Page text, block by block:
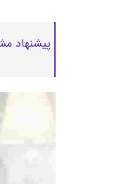
پیشنهاد